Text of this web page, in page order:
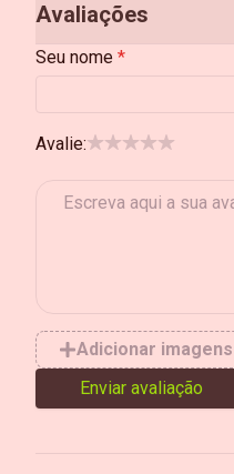
Avaliações
Seu nome
Avalie:
Adicionar imagens
Enviar avaliação